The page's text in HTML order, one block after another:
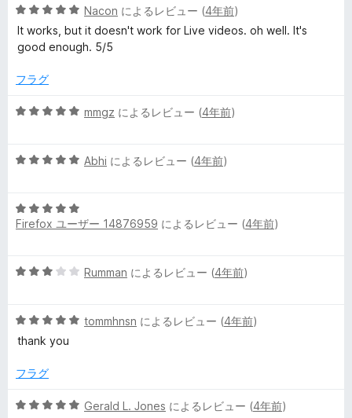
5
の
評
5
段
階
5
評
Nacon によるレビュー (4年前)
It works, but it doesn't work for Live videos. oh well. It's
good enough. 5/5
フラグ
5
中
評
価
mmgz によるレビュー (4年前)
5
中
5
価
Abhi によるレビュー (4年前)
5
段
5
価
Firefox ユーザー 14876959 によるレビュー (4年前)
5
中
3
評
Rumman によるレビュー (4年前)
5
段
中
の
tommhnsn によるレビュー (4年前)
thank you
フラグ
5
Gerald L. Jones によるレビュー (4年前)